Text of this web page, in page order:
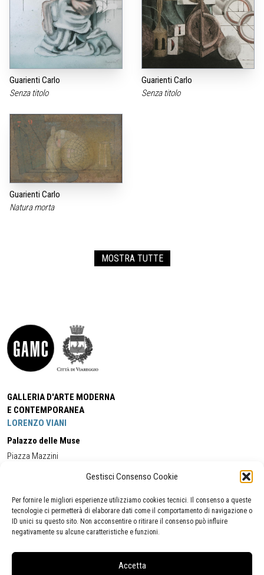
Gestisci Consenso Cookie
Per fornire le migliori esperienze utilizziamo cookies tecnici. Il consenso a queste
tecnologie ci permetterà di elaborare dati come il comportamento di navigazione o
ID unici su questo sito. Non acconsentire o ritirare il consenso può influire
negativamente su alcune caratteristiche e funzioni.
Accetta
Guarienti Carlo
Senza titolo
Guarienti Carlo
Senza titolo
Guarienti Carlo
Natura morta
MOSTRA TUTTE
GALLERIA D'ARTE MODERNA
E CONTEMPORANEA
LORENZO VIANI
Palazzo delle Muse
Piazza Mazzini
Cell:+39 338 5714978 (orario apertura Galleria)
Tel:
+39 0584 944580
(orario 09.00/13.00)
Email:gamc@comune.viareggio.lu.it
Segnalazione di inaccessibilità